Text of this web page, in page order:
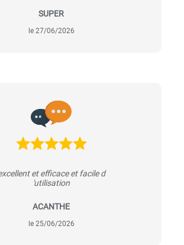
SUPER
le 27/06/2026
et efficace et facile d
'utilisation
ACANTHE
le 25/06/2026